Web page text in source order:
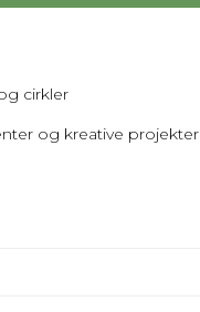
cirkler
og kreative projekter